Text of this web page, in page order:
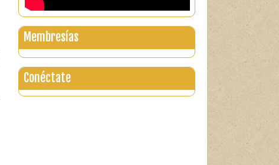
Membresías
Conéctate